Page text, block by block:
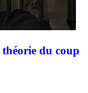
du coup